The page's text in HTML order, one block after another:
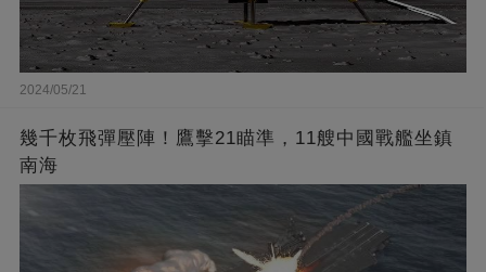
2024/05/21
幾千枚飛彈壓陣！鷹擊21瞄準，11艘中國戰艦坐鎮
南海